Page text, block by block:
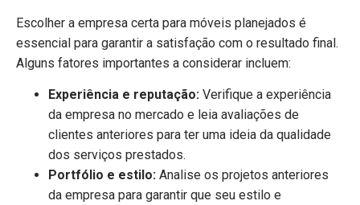
Escolher a empresa certa para móveis planejados é
essencial para garantir a satisfação com o resultado final.
Alguns fatores importantes a considerar incluem:
Experiência e reputação: Verifique a experiência
da empresa no mercado e leia avaliações de
clientes anteriores para ter uma ideia da qualidade
dos serviços prestados.
Portfólio e estilo: Analise os projetos anteriores
da empresa para garantir que seu estilo e